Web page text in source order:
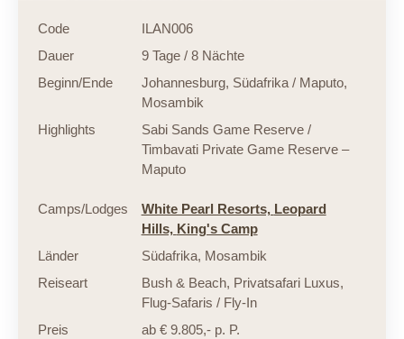
Code
ILAN006
Dauer
9 Tage / 8 Nächte
Beginn/Ende
Johannesburg, Südafrika / Maputo,
Mosambik
Highlights
Sabi Sands Game Reserve /
Timbavati Private Game Reserve –
Maputo
Camps/Lodges White Pearl Resorts, Leopard
Hills, King's Camp
Länder
Südafrika, Mosambik
Reiseart
Bush & Beach, Privatsafari Luxus,
Flug-Safaris / Fly-In
Preis
ab € 9.805,- p. P.